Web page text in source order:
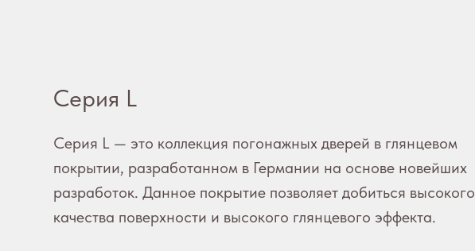
Серия L
Серия L — это коллекция погонажных дверей в глянцевом
покрытии, разработанном в Германии на основе новейших
разработок. Данное покрытие позволяет добиться высокого
качества поверхности и высокого глянцевого эффекта.